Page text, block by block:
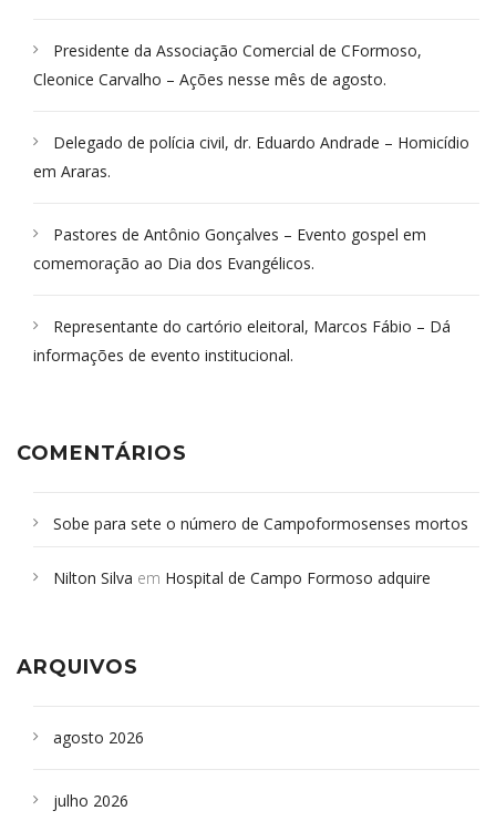
Presidente da Associação Comercial de CFormoso,
Cleonice Carvalho – Ações nesse mês de agosto.
Delegado de polícia civil, dr. Eduardo Andrade – Homicídio
em Araras.
Pastores de Antônio Gonçalves – Evento gospel em
comemoração ao Dia dos Evangélicos.
Representante do cartório eleitoral, Marcos Fábio – Dá
informações de evento institucional.
COMENTÁRIOS
Sobe para sete o número de Campoformosenses mortos
Campoformosenses que morreram em desabamentos são
Nilton Silva em Hospital de Campo Formoso adquire
ARQUIVOS
agosto 2026
julho 2026